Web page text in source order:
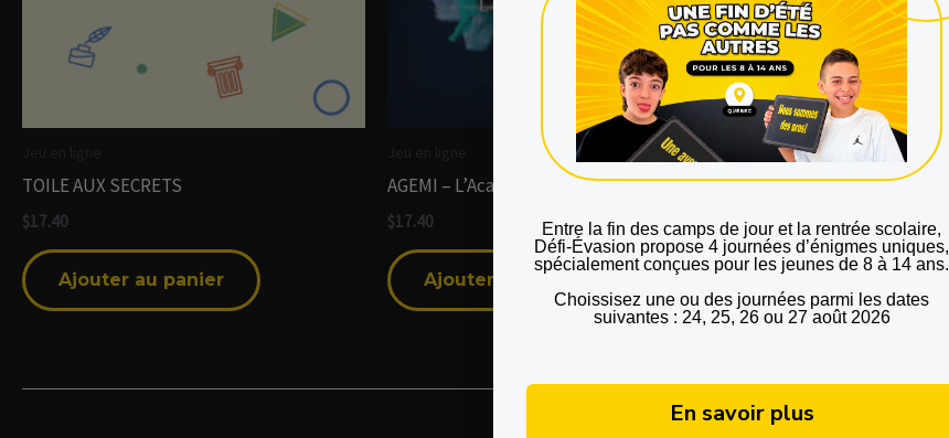
TOILE AUX SECRETS
$17.40
Ajouter au panier
AGEMI – L’Académie de Magie
$17.40
Ajouter au panier
Entre la fin des camps de jour et la rentrée scolaire,
Défi‑Évasion propose 4 journées d’énigmes uniques,
spécialement conçues pour les jeunes de 8 à 14 ans.
Choissisez une ou des journées parmi les dates
suivantes : 24, 25, 26 ou 27 août 2026
En savoir plus